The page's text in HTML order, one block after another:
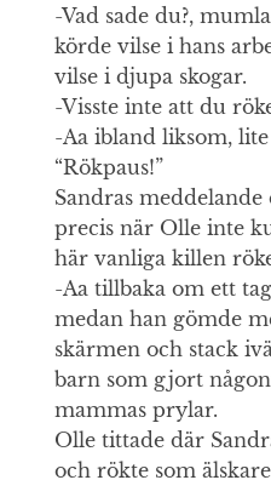
-Vad sade du?,
körde vilse i hans
vilse i djupa skogar.
-Visste inte att du
-Aa ibland liksom,
“Rökpaus!”
Sandras
precis när Olle inte
här vanliga killen
-Aa tillbaka om ett
medan han gömde
skärmen och stack
barn som gjort
mammas prylar.
Olle tittade där
och rökte som